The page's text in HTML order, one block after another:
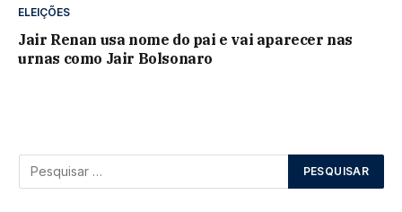
ELEIÇÕES
Jair Renan usa nome do pai e vai aparecer nas
urnas como Jair Bolsonaro